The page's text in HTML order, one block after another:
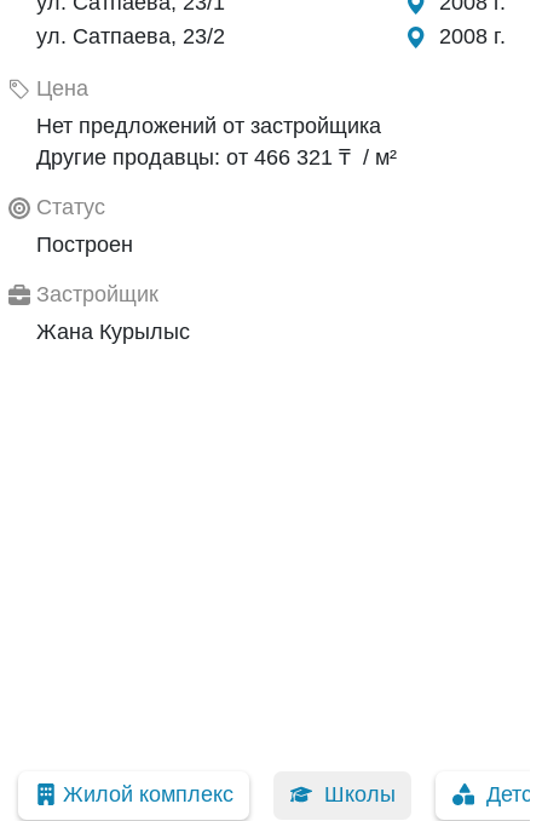
ул. Сатпаева, 23/2
2008 г.
Цена
Нет предложений от застройщика
Другие продавцы: от 466 321 ₸ / м²
Статус
Построен
Застройщик
Жана Курылыс
Жилой комплекс Школы